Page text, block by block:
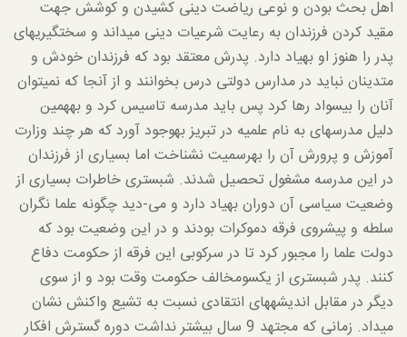
اهل بحث بودن و نوعی ریاضت دینی کشیدن و کوشش جهت
مقید کردن فرزندان به رعایت شرعیات دینی می­داند و سخت­گیری­های
پدر را هنوز او به­یاد دارد. پدرش معتقد بود که فرزندان خودش و
متدینان نباید در مدارس دولتی درس بخوانند و از آنجا که نمی­توان
آنان را بیسواد رها کرد پس باید مدرسه تاسیس کرد و به­همین
دلیل مدرسه­ای به نام علمیه در تبریز به­وجود آورد که هر چند وزارت
آموزش و پرورش آن را به­رسمیت نشناخت اما بسیاری از فرزندان
در این مدرسه مشغول تحصیل شدند. شبستری خاطرات بسیاری از
وضعیت سیاسی آن دوران به­یاد دارد و می-دید چگونه علما نگران
سلطه و پیشروی فرقه دموکرات بودند و در این وضعیت بود که
دولت علما را مجبور کرد تا در سرکوبی این فرقه از حکومت دفاع
کنند. پدر شبستری از یکسومخالف حکومت وقت بود و از سوی
دیگر در مقابل اندیشه­های انتقادی نسبت به تشیع واکنش نشان
می­داد. زمانی که مجتهد 9 سال بیشتر نداشت دوره گسترش افکار